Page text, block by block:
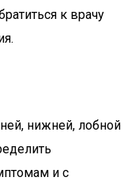
к врачу
нижней, лобной
и с